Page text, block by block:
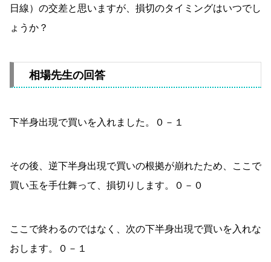
日線）の交差と思いますが、損切のタイミングはいつでし
ょうか？
相場先生の回答
下半身出現で買いを入れました。０－１
その後、逆下半身出現で買いの根拠が崩れたため、ここで
買い玉を手仕舞って、損切りします。０－０
ここで終わるのではなく、次の下半身出現で買いを入れな
おします。０－１